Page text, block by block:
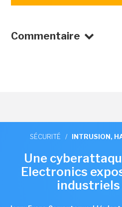
Commentaire
SÉCURITÉ / INTRUSION,
Une
Electronics
industriels